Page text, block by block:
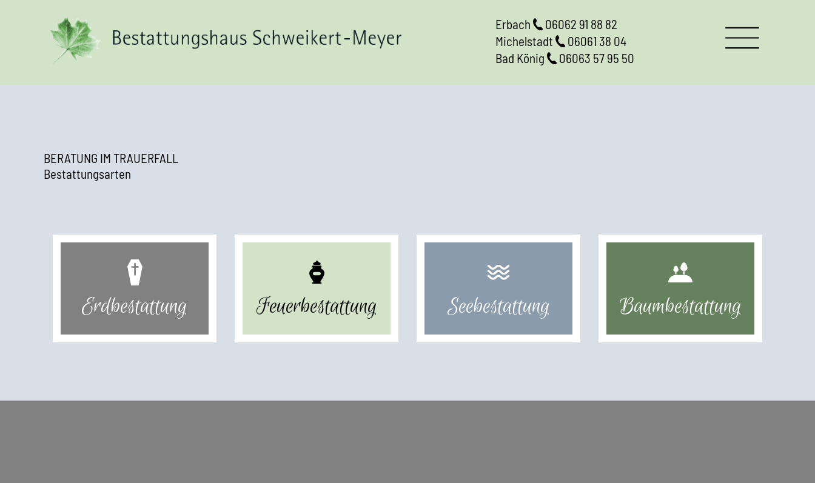
Erbach
06062 91 88 82
Michelstadt
06061 38 04
Bad König
06063 57 95 50
BERATUNG IM TRAUERFALL
Bestattungsarten
Erdbestattung Feuerbestattung Seebestattung Baumbestattung